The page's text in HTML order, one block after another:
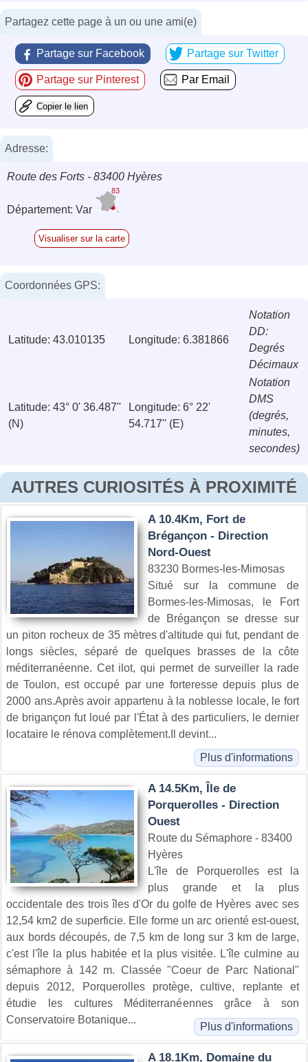
Partagez cette page à un ou une ami(e)
Partage sur Facebook Partage sur Twitter
Partage sur Pinterest Par Email
Copier le lien
Adresse:
Route des Forts - 83400 Hyères
Département: Var
83
Visualiser sur la carte
Coordonnées GPS:
Latitude: 43.010135 Longitude: 6.381866
Notation
DD:
Degrés
Décimaux
Latitude: 43° 0' 36.487''
(N)
Longitude: 6° 22'
54.717'' (E)
Notation
DMS
(degrés,
minutes,
secondes)
AUTRES CURIOSITÉS À PROXIMITÉ
A 10.4Km, Fort de
Brégançon - Direction
Nord-Ouest
83230 Bormes-les-Mimosas
Situé sur la commune de
Bormes-les-Mimosas, le Fort
de Brégançon se dresse sur
un piton rocheux de 35 mètres d'altitude qui fut, pendant de
longs siècles, séparé de quelques brasses de la côte
méditerranéenne. Cet ilot, qui permet de surveiller la rade
de Toulon, est occupé par une forteresse depuis plus de
2000 ans.Après avoir appartenu à la noblesse locale, le fort
de brigançon fut loué par l'État à des particuliers, le dernier
locataire le rénova complètement.Il devint...
Plus d'informations
A 14.5Km, Île de
Porquerolles - Direction
Ouest
Route du Sémaphore - 83400
Hyères
L'île de Porquerolles est la
plus grande et la plus
occidentale des trois îles d'Or du golfe de Hyères avec ses
12,54 km2 de superficie. Elle forme un arc orienté est-ouest,
aux bords découpés, de 7,5 km de long sur 3 km de large,
c'est l'île la plus habitée et la plus visitée. L'île culmine au
sémaphore à 142 m. Classée "Coeur de Parc National"
depuis 2012, Porquerolles protège, cultive, replante et
étudie les cultures Méditerranéennes grâce à son
Conservatoire Botanique...
Plus d'informations
A 18.1Km, Domaine du